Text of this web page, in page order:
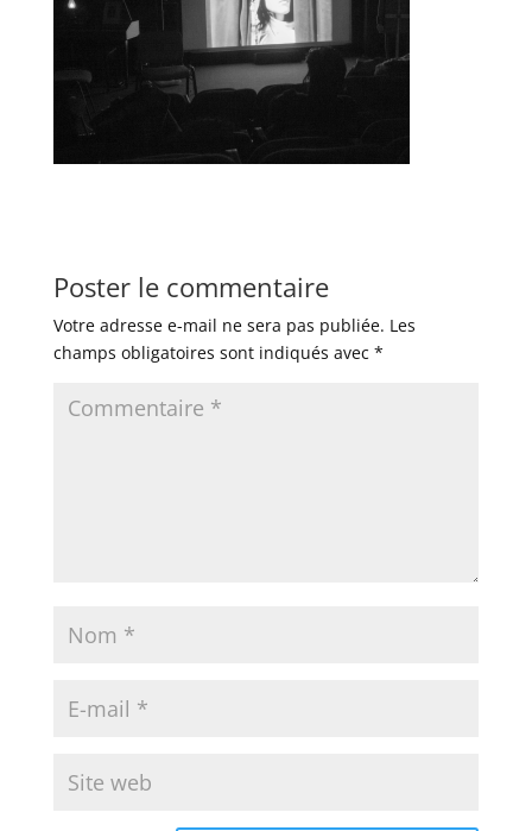
Poster le commentaire
Votre adresse e-mail ne sera pas publiée. Les
champs obligatoires sont indiqués avec *